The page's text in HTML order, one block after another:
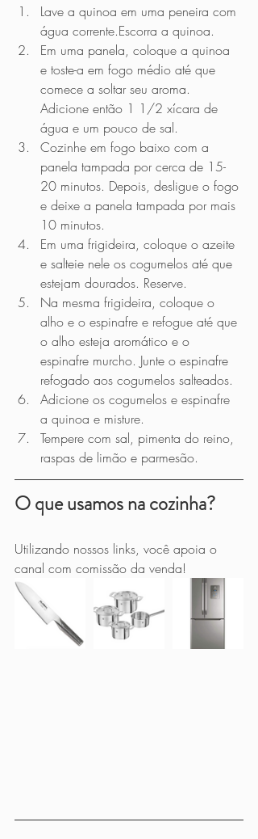
Lave a quinoa em uma peneira com
água corrente.Escorra a quinoa.
Em uma panela, coloque a quinoa
e toste-a em fogo médio até que
comece a soltar seu aroma.
Adicione então 1 1/2 xícara de
água e um pouco de sal.
Cozinhe em fogo baixo com a
panela tampada por cerca de 15-
20 minutos. Depois, desligue o fogo
e deixe a panela tampada por mais
10 minutos.
Em uma frigideira, coloque o azeite
e salteie nele os cogumelos até que
estejam dourados. Reserve.
Na mesma frigideira, coloque o
alho e o espinafre e refogue até que
o alho esteja aromático e o
espinafre murcho. Junte o espinafre
refogado aos cogumelos salteados.
Adicione os cogumelos e espinafre
a quinoa e misture.
Tempere com sal, pimenta do reino,
raspas de limão e parmesão.
O que usamos na cozinha?
Utilizando nossos links, você apoia o
canal com comissão da venda!